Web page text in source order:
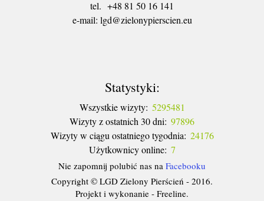
tel. +48 81 50 16 141
​e-mail: lgd@zielonypierscien.eu
Statystyki:
Wszystkie wizyty: 5295481
Wizyty z ostatnich 30 dni: 97896
Wizyty w ciągu ostatniego tygodnia: 24176
Użytkownicy online: 7
Nie zapomnij polubić nas na Facebooku
Copyright © LGD Zielony Pierścień - 2016.
Projekt i wykonanie - Freeline.